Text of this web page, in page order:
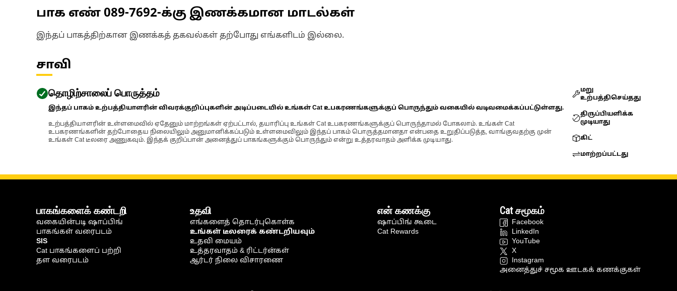
பாக எண் 089-7692-க்கு இணக்கமான மாடல்கள்
இந்தப் பாகத்திற்கான இணக்கத் தகவல்கள் தற்போது எங்களிடம் இல்லை.
சாவி
தொழிற்சாலைப் பொருத்தம்
இந்தப் பாகம் உற்பத்தியாளரின் விவரக்குறிப்புகளின் அடிப்படையில் உங்கள் Cat உபகரணங்களுக்குப் பொருந்தும் வகையில் வடிவமைக்கப்பட்டுள்ளது.
உற்பத்தியாளரின் உள்ளமைவில் ஏதேனும் மாற்றங்கள் ஏற்பட்டால், தயாரிப்பு உங்கள் Cat உபகரணங்களுக்குப் பொருந்தாமல் போகலாம். உங்கள் Cat
உபகரணங்களின் தற்போதைய நிலையிலும் அனுமானிக்கப்படும் உள்ளமைவிலும் இந்தப் பாகம் பொருத்தமானதா என்பதை உறுதிப்படுத்த, வாங்குவதற்கு முன்
உங்கள் Cat டீலரை அணுகவும். இந்தக் குறிப்பான் அனைத்துப் பாகங்களுக்கும் பொருந்தும் என்று உத்தரவாதம் அளிக்க முடியாது.
மறு
உற்பத்திசெய்தது
திருப்பியளிக்க
முடியாது
கிட்
மாற்றப்பட்டது
பாகங்களைக் கண்டறி
வகையின்படி ஷாப்பிங்
பாகங்கள் வரைபடம்
SIS
Cat பாகங்களைப் பற்றி
தள வரைபடம்
உதவி
எங்களைத் தொடர்புகொள்க
உங்கள் டீலரைக் கண்டறியவும்
உதவி மையம்
உத்தரவாதம் & ரிட்டர்ன்கள்
ஆர்டர் நிலை விசாரணை
என் கணக்கு
ஷாப்பிங் கூடை
Cat Rewards
Cat சமூகம்
Facebook
LinkedIn
YouTube
X
Instagram
அனைத்துச் சமூக ஊடகக் கணக்குகள்